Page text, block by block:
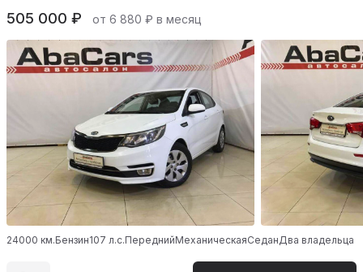
505 000 ₽ от 6 880 ₽ в месяц
24000 км.Бензин107 л.с.ПереднийМеханическаяСедан Два владельца